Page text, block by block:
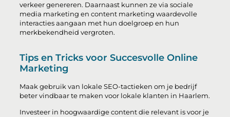
verkeer genereren. Daarnaast kunnen ze via sociale
media marketing en content marketing waardevolle
interacties aangaan met hun doelgroep en hun
merkbekendheid vergroten.
Tips en Tricks voor Succesvolle Online
Marketing
Maak gebruik van lokale SEO-tactieken om je bedrijf
beter vindbaar te maken voor lokale klanten in Haarlem.
Investeer in hoogwaardige content die relevant is voor je